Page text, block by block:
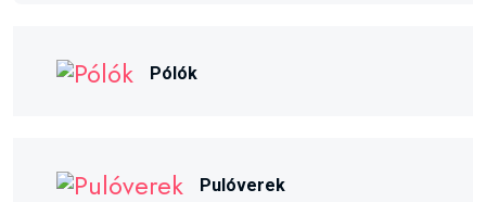
Pólók
Pulóverek